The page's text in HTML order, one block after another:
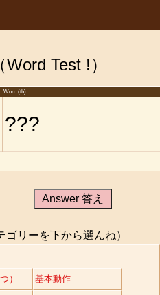
Test !）
Word (th)
???
ゴリーを下から選んね）
） 基本動作